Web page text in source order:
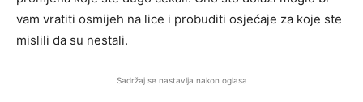
vam vratiti osmijeh na lice i probuditi osjećaje za koje ste
mislili da su nestali.
Sadržaj se nastavlja nakon oglasa